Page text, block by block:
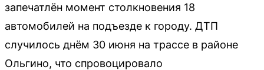
запечатлён момент столкновения 18
автомобилей на подъезде к городу. ДТП
случилось днём 30 июня на трассе в районе
Ольгино, что спровоцировало